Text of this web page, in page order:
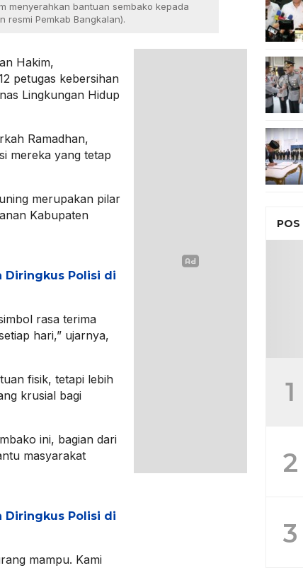
menyerahkan bantuan sembako kepada
resmi Pemkab Bangkalan).
Hakim,
petugas kebersihan
Lingkungan Hidup
Ramadhan,
mereka yang tetap
merupakan pilar
Kabupaten
Diringkus Polisi di
rasa terima
hari,” ujarnya,
fisik, tetapi lebih
krusial bagi
ini, bagian dari
masyarakat
Diringkus Polisi di
mampu. Kami
POS
1
2
3